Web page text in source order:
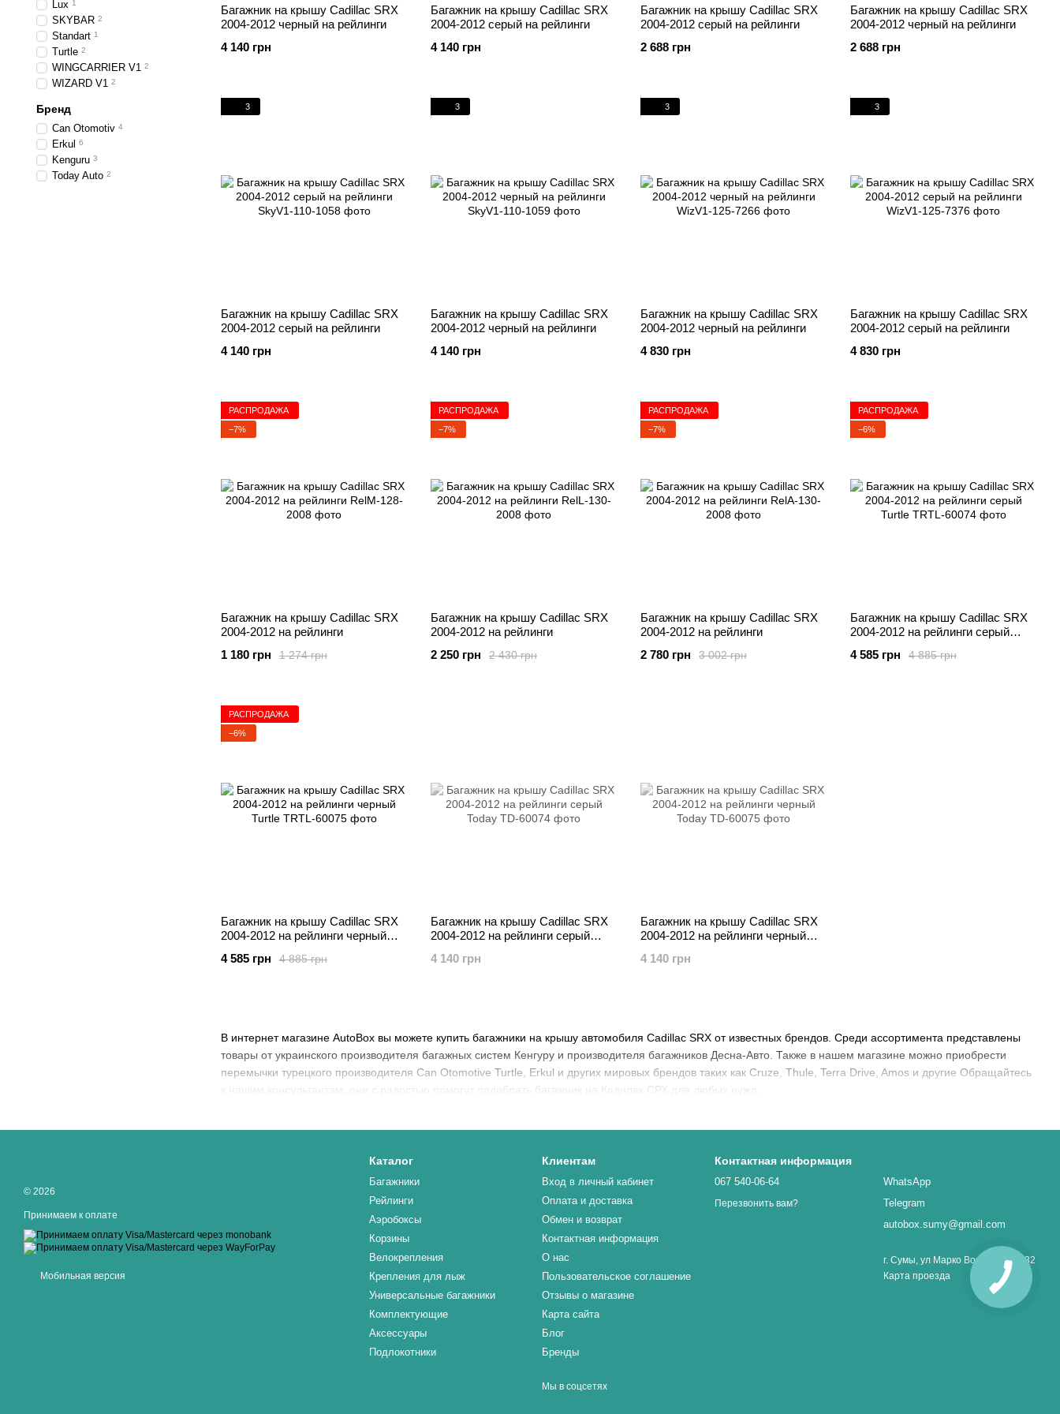
В интернет магазине AutoBox вы можете купить багажники на крышу автомобиля Cadillac SRX от известных брендов. Среди ассортимента представлены
товары от украинского производителя багажных систем Кенгуру и производителя багажников Десна-Авто. Также в нашем магазине можно приобрести
перемычки турецкого производителя Can Otomotive Turtle, Erkul и других мировых брендов таких как Cruze, Thule, Terra Drive, Amos и другие Обращайтесь
к нашим консультантам, они с радостью помогут подобрать багажник на Кадилак СРХ для любых нужд.
Багажник на крышу Cadillac SRX
2004-2012 черный на рейлинги
4 140 грн
Багажник на крышу Cadillac SRX
2004-2012 серый на рейлинги
4 140 грн
Багажник на крышу Cadillac SRX
2004-2012 серый на рейлинги
2 688 грн
Багажник на крышу Cadillac SRX
2004-2012 черный на рейлинги
2 688 грн
3
Багажник на крышу Cadillac SRX
2004-2012 серый на рейлинги
4 140 грн
3
Багажник на крышу Cadillac SRX
2004-2012 черный на рейлинги
4 140 грн
3
Багажник на крышу Cadillac SRX
2004-2012 черный на рейлинги
4 830 грн
3
Багажник на крышу Cadillac SRX
2004-2012 серый на рейлинги
4 830 грн
РАСПРОДАЖА
−7%
Багажник на крышу Cadillac SRX
2004-2012 на рейлинги
1 274 грн
1 180 грн
РАСПРОДАЖА
−7%
Багажник на крышу Cadillac SRX
2004-2012 на рейлинги
2 430 грн
2 250 грн
РАСПРОДАЖА
−7%
Багажник на крышу Cadillac SRX
2004-2012 на рейлинги
3 002 грн
2 780 грн
РАСПРОДАЖА
−6%
Багажник на крышу Cadillac SRX
2004-2012 на рейлинги серый
4 885 грн
4 585 грн
РАСПРОДАЖА
−6%
Багажник на крышу Cadillac SRX
2004-2012 на рейлинги черный
4 885 грн
4 585 грн
Багажник на крышу Cadillac SRX
2004-2012 на рейлинги серый
4 140 грн
Багажник на крышу Cadillac SRX
2004-2012 на рейлинги черный
4 140 грн
Lux 1
SKYBAR 2
Standart 1
Turtle 2
WINGCARRIER V1 2
WIZARD V1 2
Бренд
Can Otomotiv 4
Erkul 6
Kenguru 3
Today Auto 2
© 2026
Принимаем к оплате
Мобильная версия
Каталог
Багажники
Рейлинги
Аэробоксы
Корзины
Велокрепления
Крепления для лыж
Универсальные багажники
Комплектующие
Аксессуары
Подлокотники
Клиентам
Вход в личный кабинет
Оплата и доставка
Обмен и возврат
Контактная информация
О нас
Пользовательское соглашение
Отзывы о магазине
Карта сайта
Блог
Бренды
Мы в соцсетях
Контактная информация
067 540-06-64
Перезвонить вам?
WhatsApp
Telegram
autobox.sumy@gmail.com
г. Сумы, ул Марко Вовчок 1, оф. 32
Карта проезда